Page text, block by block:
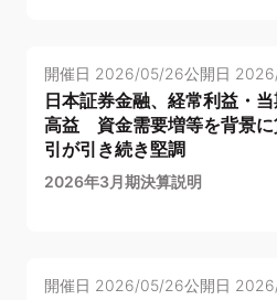
開催日 2026/05/26公開日
日本証券金融、経常利益・
高益 資金需要増等を背景に
引が引き続き堅調
2026年3月期決算説明
開催日 2026/05/26公開日